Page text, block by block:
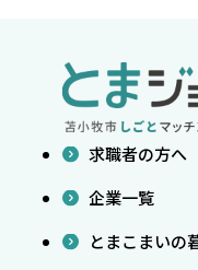
求職者の方へ
企業一覧
とまこまいの